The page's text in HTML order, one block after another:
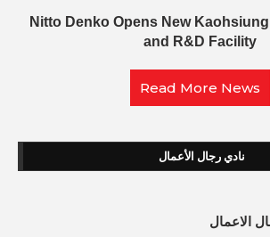
Nitto Denko Opens New
and R&D Facility
Read More News
نادي رجال الأعمال
الاعمال